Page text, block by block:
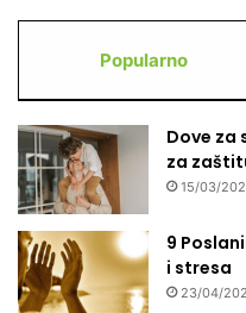
Popularno
Dove za
za
15/03/
9
i stresa
23/04/